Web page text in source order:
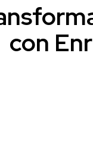
con